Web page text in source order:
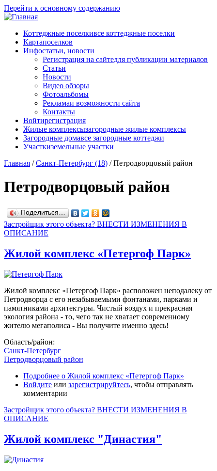
Перейти к основному содержанию
Коттеджные поселкивсе коттеджные поселки
Картапоселков
Инфостатьи, новости
Регистрация на сайтедля публикации материалов
Статьи
Новости
Видео обзоры
Фотоальбомы
Рекламаи возможности сайта
Контакты
Войтирегистрация
Жилые комплексызагородные жилые комплексы
Загородные домавсе загородные коттеджи
Участкиземельные участки
Главная / Санкт-Петербург (18) /Петродворцовый район
Петродворцовый район
Поделиться…
Застройщик этого объекта? ВНЕСТИ ИЗМЕНЕНИЯ В
ОПИСАНИЕ
Жилой комплекс «Петергоф Парк»
Жилой комплекс «Петергоф Парк» расположен неподалеку от
Петродворца с его незабываемыми фонтанами, парками и
памятниками архитектуры. Чистый воздух и прекрасная
экология района - то, чего так не хватает современному
жителю мегаполиса - Вы получите именно здесь!
Область/район:
Санкт-Петербург
Петродворцовый район
Подробнее о Жилой комплекс «Петергоф Парк»
Войдите или зарегистрируйтесь, чтобы отправлять
комментарии
Застройщик этого объекта? ВНЕСТИ ИЗМЕНЕНИЯ В
ОПИСАНИЕ
Жилой комплекс "Династия"